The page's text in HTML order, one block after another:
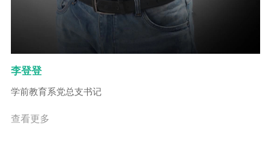
李登登
学前教育系党总支书记
查看更多